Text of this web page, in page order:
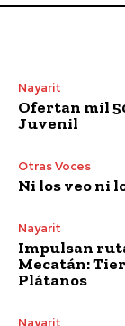
Nayarit
Ofertan mil
Juvenil
Otras Voces
Ni los veo ni
Nayarit
Impulsan
Mecatán:
Plátanos
Nayarit